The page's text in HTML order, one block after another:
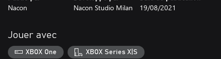
Nacon Nacon Studio Milan 19/08/2021
Jouer avec
XBOX One XBOX Series X|S